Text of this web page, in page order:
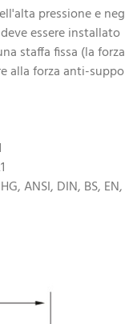
pressione e neg
essere installato
staffa fissa (la forza
alla forza anti-suppo
ANSI, DIN, BS, EN,